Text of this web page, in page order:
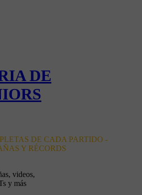
DE
DE CADA PARTIDO -
Y RÉCORDS
videos,
y más